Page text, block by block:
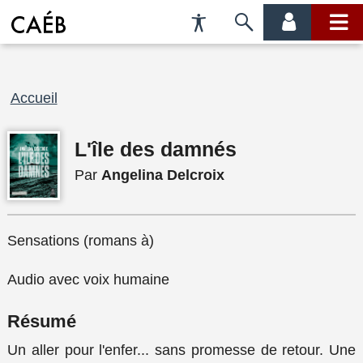
Préférences
d'accessibilité
Passer
menu
menu
Fil
Accueil
L'île des damnés
Par Angelina Delcroix
Sensations (romans à)
Audio avec voix humaine
Résumé
Un aller pour l'enfer... sans promesse de retour. Une